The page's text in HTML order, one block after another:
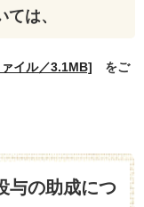
は、
イル／3.1MB] をご
与の助成につ